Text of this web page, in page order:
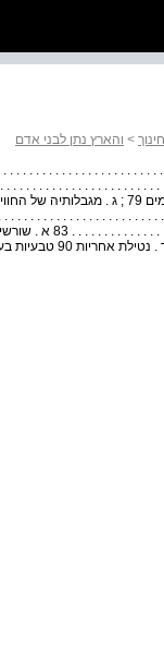
> והארץ נתן לבני אדם
. . . . . . . . . . . . . . . . . . . . . . .
. . . . . . . . . . . . . . . . . . . . . .
מתוך כפייה 84 ; ג